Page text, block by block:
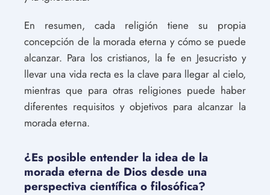
En resumen, cada religión tiene su propia
concepción de la morada eterna y cómo se puede
alcanzar. Para los cristianos, la fe en Jesucristo y
llevar una vida recta es la clave para llegar al cielo,
mientras que para otras religiones puede haber
diferentes requisitos y objetivos para alcanzar la
morada eterna.
¿Es posible entender la idea de la
morada eterna de Dios desde una
perspectiva científica o filosófica?